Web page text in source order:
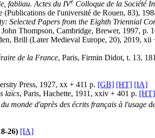
fabliau. Actes du IV
Colloque de la Société
(Publications de l'université de Rouen, 83),
Selected Papers from the Eighth Triennial
Thompson, Cambridge, Brewer, 1997, p.
Brill (Later Medieval Europe, 20), 2019, xii
de la France, Paris, Firmin Didot, t. 13,
Press, 1927, xx + 411 p. [GB] [HT] [IA]
laïcs, Paris, Hachette, 1911, xxiv + 401 p. [HT]
monde d'après des écrits français à l'usage
26) [IA]